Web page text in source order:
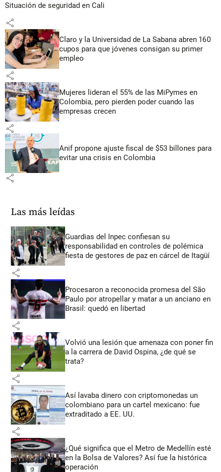
Situación de seguridad en Cali
share
Claro y la Universidad de La Sabana abren 160
cupos para que jóvenes consigan su primer
empleo
share
Mujeres lideran el 55% de las MiPymes en
Colombia, pero pierden poder cuando las
empresas crecen
share
Anif propone ajuste fiscal de $53 billones para
evitar una crisis en Colombia
share
Las más leídas
Guardias del Inpec confiesan su
responsabilidad en controles de polémica
fiesta de gestores de paz en cárcel de Itagüí
share
Procesaron a reconocida promesa del São
Paulo por atropellar y matar a un anciano en
Brasil: quedó en libertad
share
Volvió una lesión que amenaza con poner fin
a la carrera de David Ospina, ¿de qué se
trata?
share
Así lavaba dinero con criptomonedas un
colombiano para un cartel mexicano: fue
extraditado a EE. UU.
share
¿Qué significa que el Metro de Medellín esté
en la Bolsa de Valores? Así fue la histórica
operación